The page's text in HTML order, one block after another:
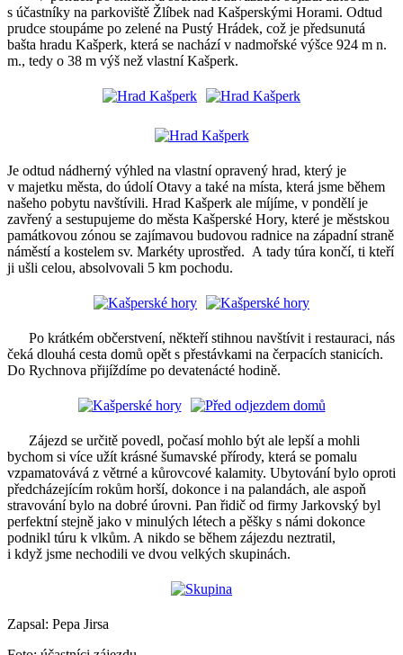
s účastníky na parkoviště Žlíbek nad Kašperskými Horami. Odtud
prudce stoupáme po zelené na Pustý Hrádek, což je předsunutá
bašta hradu Kašperk, která se nachází v nadmořské výšce 924 m n.
m., tedy o 38 m výš než vlastní Kašperk.
Je odtud nádherný výhled na vlastní opravený hrad, který je
v majetku města, do údolí Otavy a také na místa, která jsme během
našeho pobytu navštívili. Hrad Kašperk ale míjíme, v pondělí je
zavřený a sestupujeme do města Kašperské Hory, které je městskou
památkovou zónou se zajímavou budovou radnice na západní straně
náměstí a kostelem sv. Markéty uprostřed. A tady túra končí, ti kteří
ji ušli celou, absolvovali 5 km pochodu.
Po krátkém občerstvení, někteří stihnou navštívit i restauraci, nás
čeká dlouhá cesta domů opět s přestávkami na čerpacích stanicích.
Do Rychnova přijíždíme po devatenácté hodině.
Zájezd se určitě povedl, počasí mohlo být ale lepší a mohli
bychom si více užít krásné šumavské přírody, která se pomalu
vzpamatovává z větrné a kůrovcové kalamity. Ubytování bylo oproti
předcházejícím rokům horší, dokonce i na palandách, ale aspoň
stravování bylo na dobré úrovni. Pan řidič od firmy Jarkovský byl
perfektní stejně jako v minulých létech a pěšky s námi dokonce
podnikl túru k vlkům. A nikdo se během zájezdu neztratil,
i když jsme nechodili ve dvou velkých skupinách.
Zapsal: Pepa Jirsa